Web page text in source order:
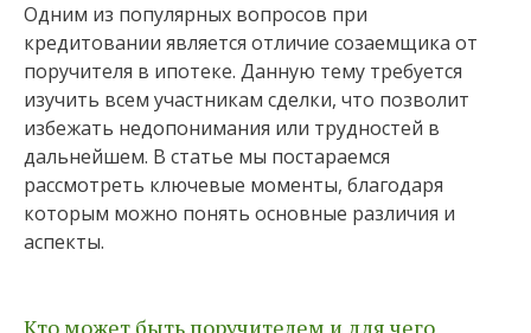
Одним из популярных вопросов при
кредитовании является отличие созаемщика от
поручителя в ипотеке. Данную тему требуется
изучить всем участникам сделки, что позволит
избежать недопонимания или трудностей в
дальнейшем. В статье мы постараемся
рассмотреть ключевые моменты, благодаря
которым можно понять основные различия и
аспекты.